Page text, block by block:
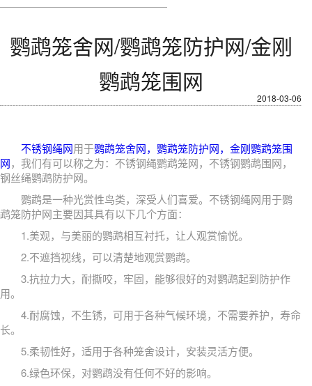
鹦鹉笼舍网/鹦鹉笼防护网/金刚
鹦鹉笼围网
2018-03-06
不锈钢绳网用于鹦鹉笼舍网，鹦鹉笼防护网，金刚鹦鹉笼围
网，我们有可以称之为：不锈钢绳鹦鹉笼网，不锈钢鹦鹉围网，
钢丝绳鹦鹉防护网。
鹦鹉是一种光赏性鸟类，深受人们喜爱。不锈钢绳网用于鹦
鹉笼防护网主要因其具有以下几个方面：
1.美观，与美丽的鹦鹉相互衬托，让人观赏愉悦。
2.不遮挡视线，可以清楚地观赏鹦鹉。
3.抗拉力大，耐撕咬，牢固，能够很好的对鹦鹉起到防护作
用。
4.耐腐蚀，不生锈，可用于各种气候环境，不需要养护，寿命
长。
5.柔韧性好，适用于各种笼舍设计，安装灵活方便。
6.绿色环保，对鹦鹉没有任何不好的影响。